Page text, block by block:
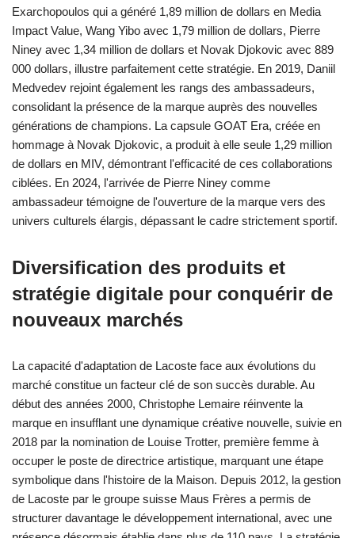
Exarchopoulos qui a généré 1,89 million de dollars en Media
Impact Value, Wang Yibo avec 1,79 million de dollars, Pierre
Niney avec 1,34 million de dollars et Novak Djokovic avec 889
000 dollars, illustre parfaitement cette stratégie. En 2019, Daniil
Medvedev rejoint également les rangs des ambassadeurs,
consolidant la présence de la marque auprès des nouvelles
générations de champions. La capsule GOAT Era, créée en
hommage à Novak Djokovic, a produit à elle seule 1,29 million
de dollars en MIV, démontrant l'efficacité de ces collaborations
ciblées. En 2024, l'arrivée de Pierre Niney comme
ambassadeur témoigne de l'ouverture de la marque vers des
univers culturels élargis, dépassant le cadre strictement sportif.
Diversification des produits et
stratégie digitale pour conquérir de
nouveaux marchés
La capacité d'adaptation de Lacoste face aux évolutions du
marché constitue un facteur clé de son succès durable. Au
début des années 2000, Christophe Lemaire réinvente la
marque en insufflant une dynamique créative nouvelle, suivie en
2018 par la nomination de Louise Trotter, première femme à
occuper le poste de directrice artistique, marquant une étape
symbolique dans l'histoire de la Maison. Depuis 2012, la gestion
de Lacoste par le groupe suisse Maus Frères a permis de
structurer davantage le développement international, avec une